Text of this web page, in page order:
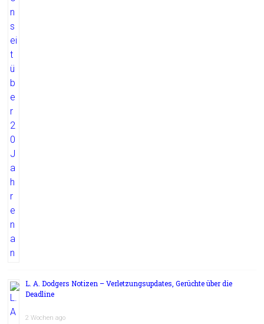
L. A. Dodgers Notizen – Verletzungsupdates, Gerüchte über die
Deadline
2 Wochen ago